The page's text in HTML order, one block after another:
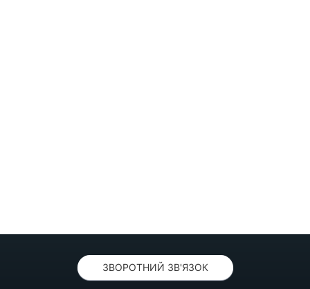
ЗВОРОТНИЙ ЗВ'ЯЗОК